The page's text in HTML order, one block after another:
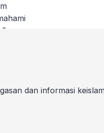
dan informasi